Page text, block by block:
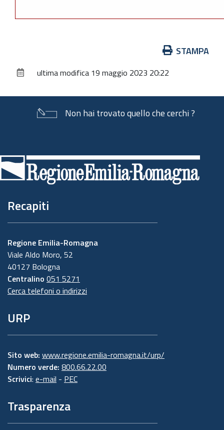
documento
STAMPA
ultima modifica 19 maggio 2023 20:22
Non hai trovato quello che cerchi ?
di
pagina
Recapiti
Regione Emilia-Romagna
Viale Aldo Moro, 52
40127 Bologna
Centralino 051 5271
Cerca telefoni o indirizzi
URP
Sito web: www.regione.emilia-romagna.it/urp/
Numero verde: 800.66.22.00
Scrivici: e-mail - PEC
Trasparenza